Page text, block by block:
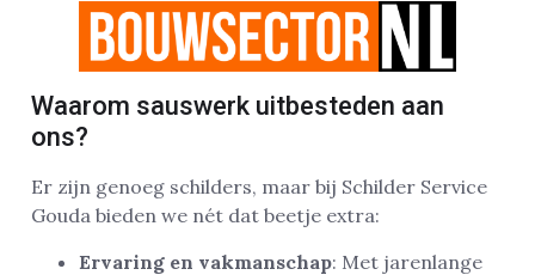
Waarom sauswerk uitbesteden aan
ons?
Er zijn genoeg schilders, maar bij Schilder Service
Gouda bieden we nét dat beetje extra:
Ervaring en vakmanschap: Met jarenlange